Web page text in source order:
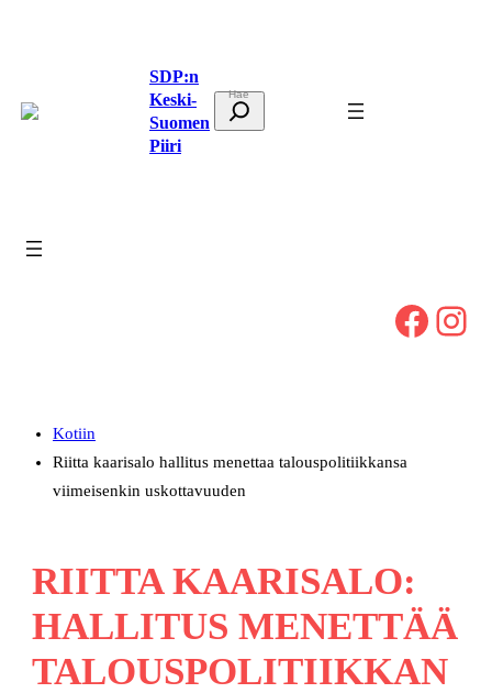
SDP:n
Keski-
Suomen
Piiri
t
Facebook Instagram
Kotiin
Riitta kaarisalo hallitus menettaa talouspolitiikkansa
viimeisenkin uskottavuuden
RIITTA KAARISALO:
HALLITUS MENETTÄÄ
TALOUSPOLITIIKKAN